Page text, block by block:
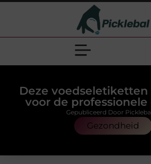
Deze voedseletiketten
voor de
Gezondheid
Gepubliceerd Door